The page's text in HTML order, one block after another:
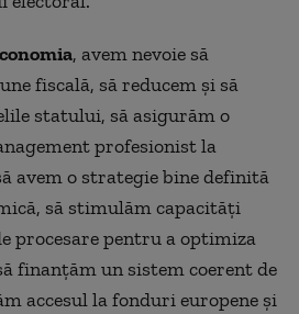
, avem nevoie să
fiscală, să reducem și să
statului, să asigurăm o
profesionist la
avem o strategie bine definită
să stimulăm capacități
procesare pentru a optimiza
finanțăm un sistem coerent de
accesul la fonduri europene și